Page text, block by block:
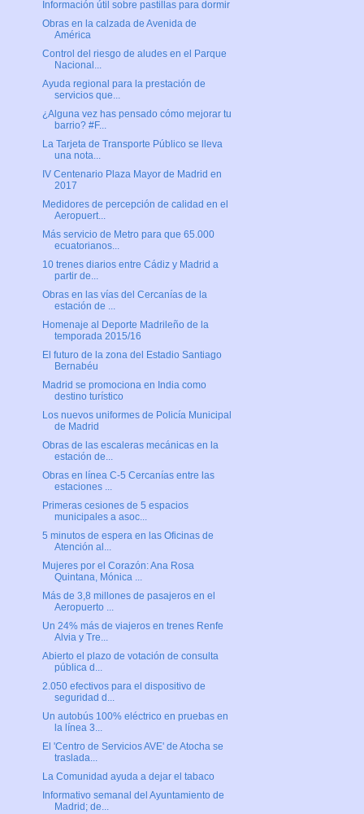
Información útil sobre pastillas para dormir
Obras en la calzada de Avenida de
América
Control del riesgo de aludes en el Parque
Nacional...
Ayuda regional para la prestación de
servicios que...
¿Alguna vez has pensado cómo mejorar tu
barrio? #F...
La Tarjeta de Transporte Público se lleva
una nota...
IV Centenario Plaza Mayor de Madrid en
2017
Medidores de percepción de calidad en el
Aeropuert...
Más servicio de Metro para que 65.000
ecuatorianos...
10 trenes diarios entre Cádiz y Madrid a
partir de...
Obras en las vías del Cercanías de la
estación de ...
Homenaje al Deporte Madrileño de la
temporada 2015/16
El futuro de la zona del Estadio Santiago
Bernabéu
Madrid se promociona en India como
destino turístico
Los nuevos uniformes de Policía Municipal
de Madrid
Obras de las escaleras mecánicas en la
estación de...
Obras en línea C-5 Cercanías entre las
estaciones ...
Primeras cesiones de 5 espacios
municipales a asoc...
5 minutos de espera en las Oficinas de
Atención al...
Mujeres por el Corazón: Ana Rosa
Quintana, Mónica ...
Más de 3,8 millones de pasajeros en el
Aeropuerto ...
Un 24% más de viajeros en trenes Renfe
Alvia y Tre...
Abierto el plazo de votación de consulta
pública d...
2.050 efectivos para el dispositivo de
seguridad d...
Un autobús 100% eléctrico en pruebas en
la línea 3...
El 'Centro de Servicios AVE' de Atocha se
traslada...
La Comunidad ayuda a dejar el tabaco
Informativo semanal del Ayuntamiento de
Madrid; de...